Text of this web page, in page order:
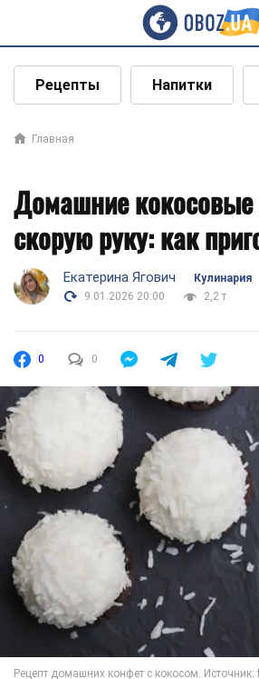
Рецепты Напитки
Главная
Домашние
скорую руку: как
Екатерина Ягович
Кулинария
9.01.2026 20:00
2,2 т.
0 0